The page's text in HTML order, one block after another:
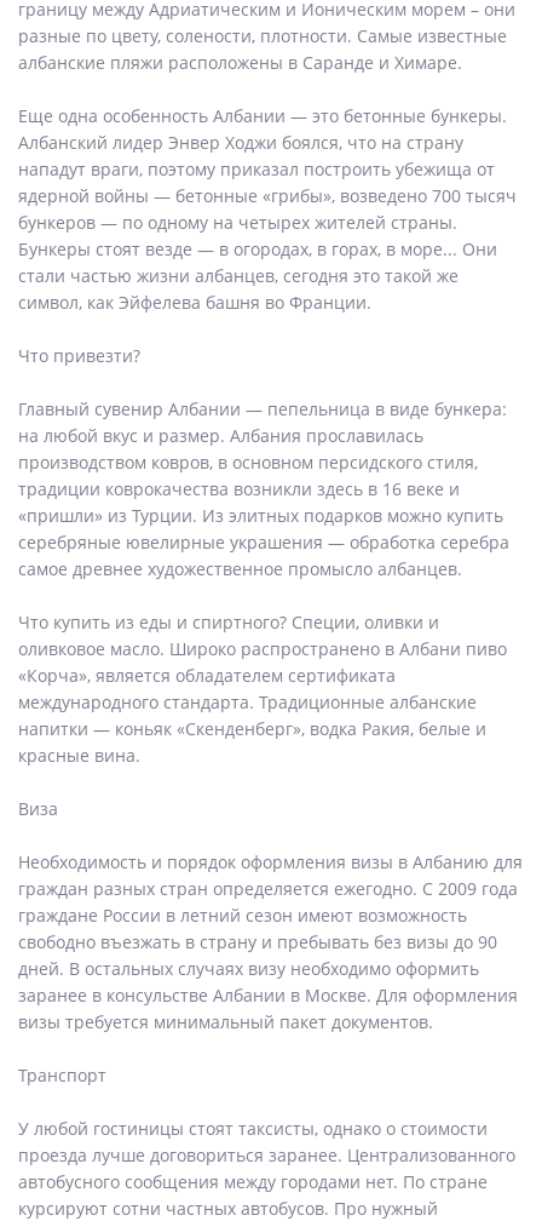
границу между Адриатическим и Ионическим морем – они
разные по цвету, солености, плотности. Самые известные
албанские пляжи расположены в Саранде и Химаре.
Еще одна особенность Албании — это бетонные бункеры.
Албанский лидер Энвер Ходжи боялся, что на страну
нападут враги, поэтому приказал построить убежища от
ядерной войны — бетонные «грибы», возведено 700 тысяч
бункеров — по одному на четырех жителей страны.
Бункеры стоят везде — в огородах, в горах, в море... Они
стали частью жизни албанцев, сегодня это такой же
символ, как Эйфелева башня во Франции.
Что привезти?
Главный сувенир Албании — пепельница в виде бункера:
на любой вкус и размер. Албания прославилась
производством ковров, в основном персидского стиля,
традиции коврокачества возникли здесь в 16 веке и
«пришли» из Турции. Из элитных подарков можно купить
серебряные ювелирные украшения — обработка серебра
самое древнее художественное промысло албанцев.
Что купить из еды и спиртного? Специи, оливки и
оливковое масло. Широко распространено в Албани пиво
«Корча», является обладателем сертификата
международного стандарта. Традиционные албанские
напитки — коньяк «Скенденберг», водка Ракия, белые и
красные вина.
Виза
Необходимость и порядок оформления визы в Албанию для
граждан разных стран определяется ежегодно. С 2009 года
граждане России в летний сезон имеют возможность
свободно въезжать в страну и пребывать без визы до 90
дней. В остальных случаях визу необходимо оформить
заранее в консульстве Албании в Москве. Для оформления
визы требуется минимальный пакет документов.
Транспорт
У любой гостиницы стоят таксисты, однако о стоимости
проезда лучше договориться заранее. Централизованного
автобусного сообщения между городами нет. По стране
курсируют сотни частных автобусов. Про нужный